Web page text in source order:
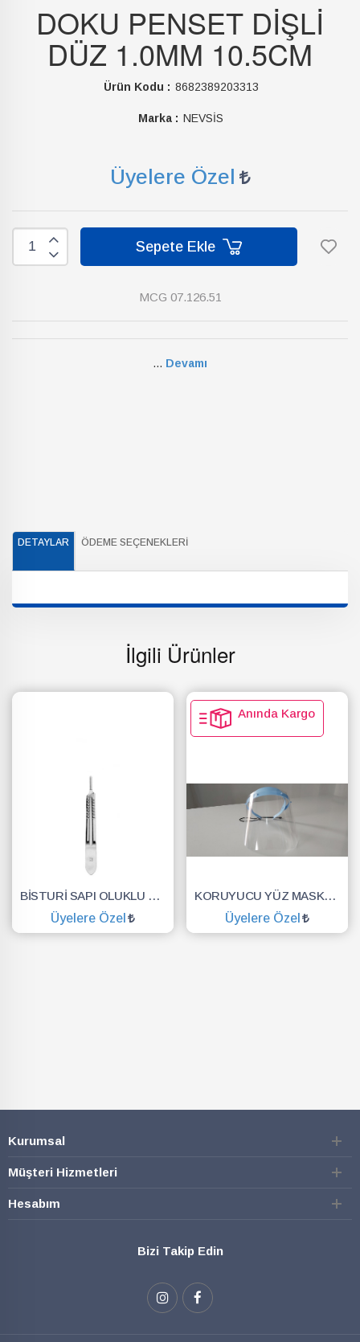
DOKU PENSET DİŞLİ
DÜZ 1.0MM 10.5CM
Ürün Kodu : 8682389203313
Marka : NEVSİS
Üyelere Özel
Sepete Ekle
MCG 07.126.51
... Devamı
DETAYLAR ÖDEME SEÇENEKLERI
İlgili Ürünler
BİSTURİ SAPI OLUKLU NO.3
Üyelere Özel
Anında Kargo
KORUYUCU YÜZ MASKESİ SİPERLİK.YÜZ KALKANI.DENTAL MASKE
Üyelere Özel
Kurumsal
Müşteri Hizmetleri
Hesabım
Bizi Takip Edin